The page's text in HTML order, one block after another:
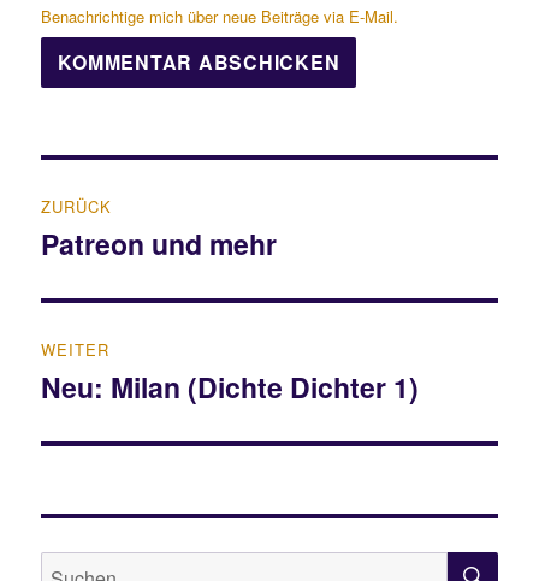
Benachrichtige mich über neue Beiträge via E-Mail.
ZURÜCK
Vorheriger
Patreon und mehr
WEITER
Nächster
Neu: Milan (Dichte Dichter 1)
Suche